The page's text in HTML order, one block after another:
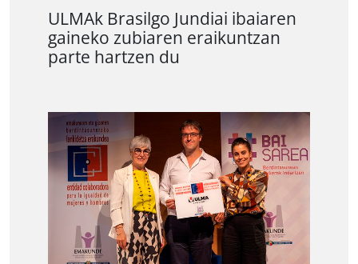
ULMAk Brasilgo Jundiai ibaiaren
gaineko zubiaren eraikuntzan
parte hartzen du